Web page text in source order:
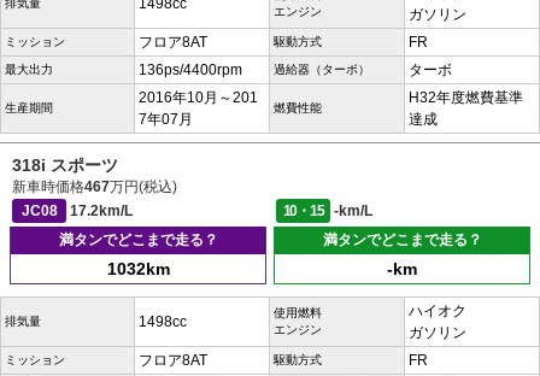
排気量 1498cc
エンジン
ガソリン
ミッション フロア8AT 駆動方式 FR
最大出力 136ps/4400rpm 過給器（ターボ） ターボ
生産期間
2016年10月～201
7年07月
燃費性能
H32年度燃費基準
達成
318i スポーツ
新車時価格467万円(税込)
JC08
17.2km/L 10・15
-km/L
満タンでどこまで走る？
1032km
満タンでどこまで走る？
-km
排気量 1498cc
使用燃料
エンジン
ハイオク
ガソリン
ミッション フロア8AT 駆動方式 FR